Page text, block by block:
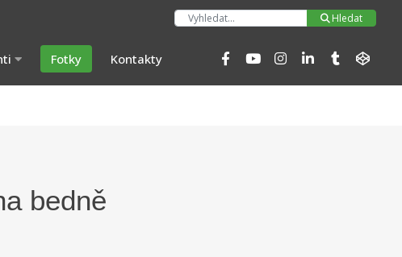
Hledat
Fotky Kontakty
bedně